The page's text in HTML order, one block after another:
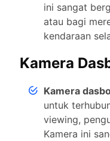
ini sangat
atau bagi
kendaraan
Kamera
Kamera
untuk
viewing,
Kamera ini